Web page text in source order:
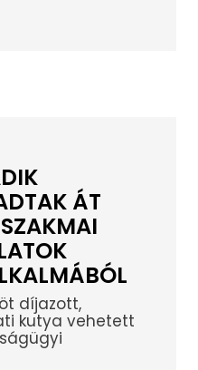
ÁT
díjazott,
kutya vehetett